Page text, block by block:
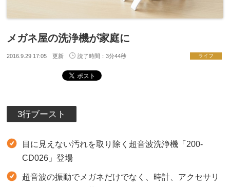
メガネ屋の洗浄機が家庭に
2016.9.29 17:05 更新 読了時間：3分44秒 ライフ
3行ブースト
目に見えない汚れを取り除く超音波洗浄機「200-
CD026」登場
超音波の振動でメガネだけでなく、時計、アクセサリ